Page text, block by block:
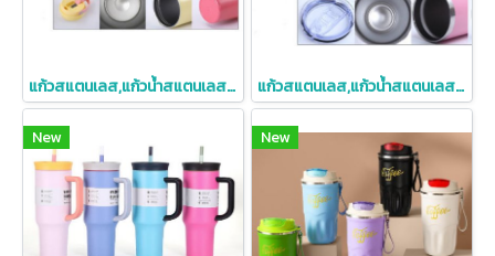
แก้วสแตนเลส,แก้วน้ำสแตนเลสเก็บความเย็น,900ml แก้วสแตนเลส,แก้วน้ำสแตนเลสเก็บความเย็น,20oz
New New